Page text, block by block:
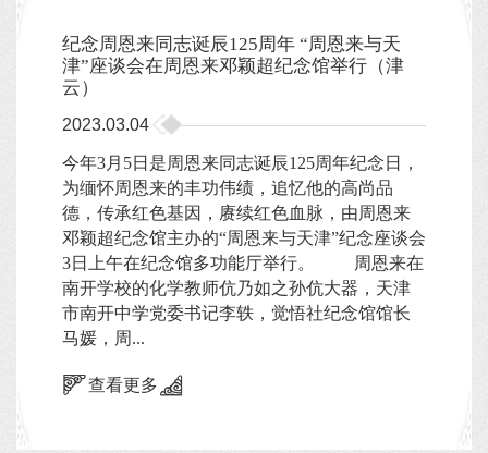
纪念周恩来同志诞辰125周年 “周恩来与天
津”座谈会在周恩来邓颖超纪念馆举行（津
云）
2023.03.04
今年3月5日是周恩来同志诞辰125周年纪念日，
为缅怀周恩来的丰功伟绩，追忆他的高尚品
德，传承红色基因，赓续红色血脉，由周恩来
邓颖超纪念馆主办的“周恩来与天津”纪念座谈会
3日上午在纪念馆多功能厅举行。 周恩来在
南开学校的化学教师伉乃如之孙伉大器，天津
市南开中学党委书记李轶，觉悟社纪念馆馆长
马媛，周...
查看更多